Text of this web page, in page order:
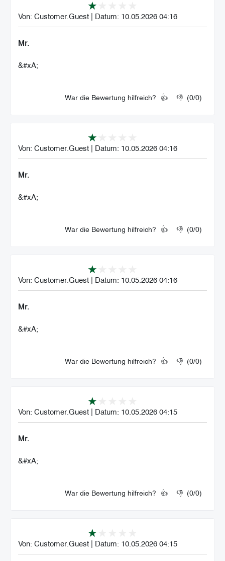
Von: Customer.Guest Datum: 10.05.2026 04:16
Mr.
&#xA;
War die Bewertung hilfreich? 👍 👎 (0/0)
Von: Customer.Guest Datum: 10.05.2026 04:16
Mr.
&#xA;
War die Bewertung hilfreich? 👍 👎 (0/0)
Von: Customer.Guest Datum: 10.05.2026 04:16
Mr.
&#xA;
War die Bewertung hilfreich? 👍 👎 (0/0)
Von: Customer.Guest Datum: 10.05.2026 04:15
Mr.
&#xA;
War die Bewertung hilfreich? 👍 👎 (0/0)
Von: Customer.Guest Datum: 10.05.2026 04:15